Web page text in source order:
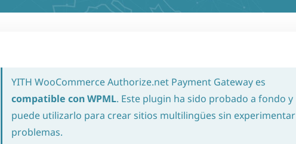
YITH WooCommerce Authorize.net Payment Gateway es
compatible con WPML. Este plugin ha sido probado a fondo y
puede utilizarlo para crear sitios multilingües sin experimentar
problemas.